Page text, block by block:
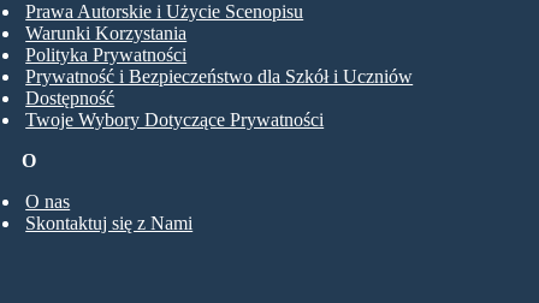
O
O nas
Skontaktuj się z Nami
Prawa Autorskie i Użycie Scenopisu
Warunki Korzystania
Polityka Prywatności
Prywatność i Bezpieczeństwo dla Szkół i Uczniów
Dostępność
Twoje Wybory Dotyczące Prywatności